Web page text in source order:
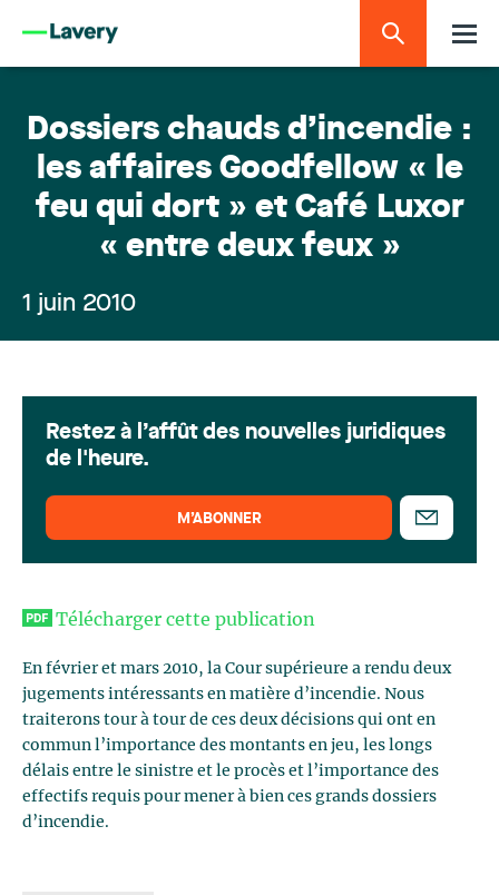
Dossiers chauds d’incendie :
les affaires Goodfellow « le
feu qui dort » et Café Luxor
« entre deux feux »
1 juin 2010
Télécharger cette publication
En février et mars 2010, la Cour supérieure a rendu deux
jugements intéressants en matière d’incendie. Nous
traiterons tour à tour de ces deux décisions qui ont en
commun l’importance des montants en jeu, les longs
délais entre le sinistre et le procès et l’importance des
effectifs requis pour mener à bien ces grands dossiers
d’incendie.
Restez à l’affût des nouvelles juridiques
de l'heure.
M’ABONNER